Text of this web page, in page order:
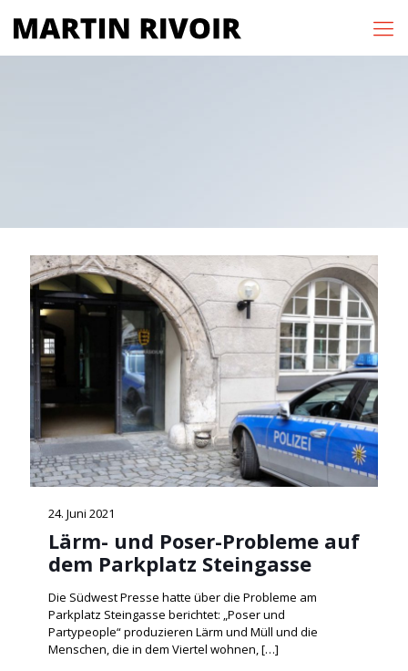
24. Juni 2021
Lärm- und Poser-Probleme auf
dem Parkplatz Steingasse
Die Südwest Presse hatte über die Probleme am
Parkplatz Steingasse berichtet: „Poser und
Partypeople“ produzieren Lärm und Müll und die
Menschen, die in dem Viertel wohnen,[…]